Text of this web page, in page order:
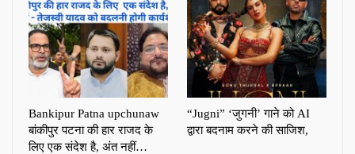
Bankipur Patna upchunaw
बांकीपुर पटना की हार राजद के
लिए एक संदेश है, अंत नहीं…
“Jugni” ‘जुगनी’ गाने को AI
द्वारा बदनाम करने की साजिश,